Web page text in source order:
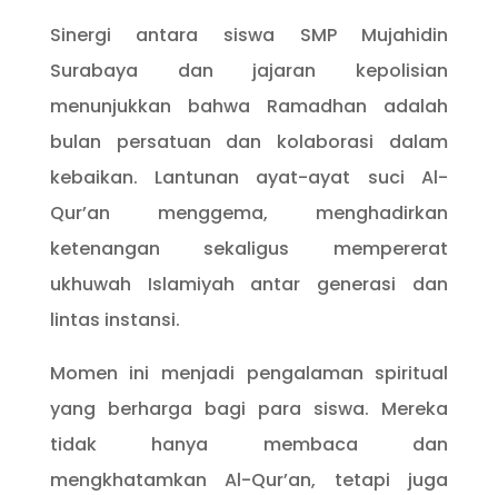
Sinergi antara siswa SMP Mujahidin
Surabaya dan jajaran kepolisian
menunjukkan bahwa Ramadhan adalah
bulan persatuan dan kolaborasi dalam
kebaikan. Lantunan ayat-ayat suci Al-
Qur’an menggema, menghadirkan
ketenangan sekaligus mempererat
ukhuwah Islamiyah antar generasi dan
lintas instansi.
Momen ini menjadi pengalaman spiritual
yang berharga bagi para siswa. Mereka
tidak hanya membaca dan
mengkhatamkan Al-Qur’an, tetapi juga